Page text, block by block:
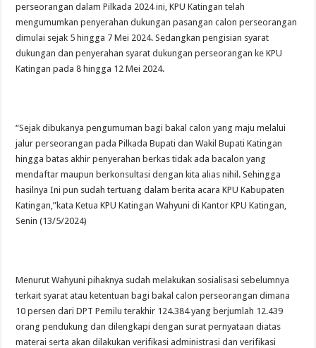
perseorangan dalam Pilkada 2024 ini, KPU Katingan telah
mengumumkan penyerahan dukungan pasangan calon perseorangan
dimulai sejak 5 hingga 7 Mei 2024. Sedangkan pengisian syarat
dukungan dan penyerahan syarat dukungan perseorangan ke KPU
Katingan pada 8 hingga 12 Mei 2024.
“Sejak dibukanya pengumuman bagi bakal calon yang maju melalui
jalur perseorangan pada Pilkada Bupati dan Wakil Bupati Katingan
hingga batas akhir penyerahan berkas tidak ada bacalon yang
mendaftar maupun berkonsultasi dengan kita alias nihil. Sehingga
hasilnya Ini pun sudah tertuang dalam berita acara KPU Kabupaten
Katingan,”kata Ketua KPU Katingan Wahyuni di Kantor KPU Katingan,
Senin (13/5/2024)
Menurut Wahyuni pihaknya sudah melakukan sosialisasi sebelumnya
terkait syarat atau ketentuan bagi bakal calon perseorangan dimana
10 persen dari DPT Pemilu terakhir 124.384 yang berjumlah 12.439
orang pendukung dan dilengkapi dengan surat pernyataan diatas
materai serta akan dilakukan verifikasi administrasi dan verifikasi